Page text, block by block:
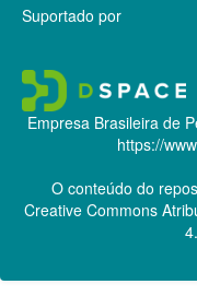
Suportado por
Empresa Brasileira de
https://
O conteúdo do
Creative Commons